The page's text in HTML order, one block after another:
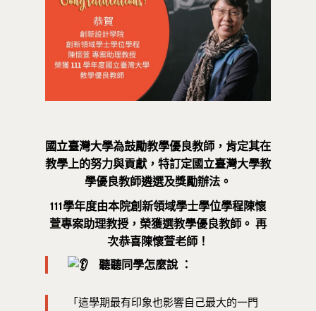
國立臺灣大學為鼓勵教學優良教師，肯定其在
教學上的努力與貢獻，特訂定國立臺灣大學教
學優良教師遴選及獎勵辦法。
111學年度由本院創新領域學士學位學程陳懷
萱專案助理教授，榮獲選教學優良教師。 再
次恭喜陳懷萱老師！
聽聽同學怎麼說 ：
「這學期最有印象也影響自己最大的一門